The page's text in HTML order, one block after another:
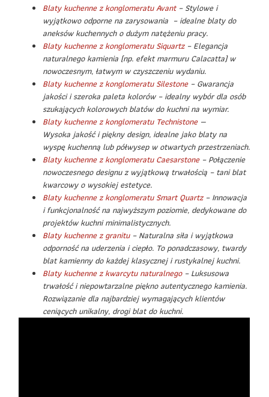
Blaty kuchenne z konglomeratu Avant– Stylowe i
wyjątkowo odporne na zarysowania – idealne blaty do
aneksów kuchennych o dużym natężeniu pracy.
Blaty kuchenne z konglomeratu Siquartz– Elegancja
naturalnego kamienia (np. efekt marmuru Calacatta) w
nowoczesnym, łatwym w czyszczeniu wydaniu.
Blaty kuchenne z konglomeratu Silestone – Gwarancja
jakości i szeroka paleta kolorów – idealny wybór dla osób
szukających kolorowych blatów do kuchni na wymiar.
Blaty kuchenne z konglomeratu Technistone—
Wysoka jakość i piękny design, idealne jako blaty na
wyspę kuchenną lub półwysep w otwartych przestrzeniach.
Blaty kuchenne z konglomeratu Caesarstone– Połączenie
nowoczesnego designu z wyjątkową trwałością – tani blat
kwarcowy o wysokiej estetyce.
Blaty kuchenne z konglomeratu Smart Quartz – Innowacja
i funkcjonalność na najwyższym poziomie, dedykowane do
projektów kuchni minimalistycznych.
Blaty kuchenne z granitu – Naturalna siła i wyjątkowa
odporność na uderzenia i ciepło. To ponadczasowy, twardy
blat kamienny do każdej klasycznej i rustykalnej kuchni.
Blaty kuchenne z kwarcytu naturalnego – Luksusowa
trwałość i niepowtarzalne piękno autentycznego kamienia.
Rozwiązanie dla najbardziej wymagających klientów
ceniących unikalny, drogi blat do kuchni.